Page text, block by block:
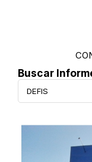
Buscar